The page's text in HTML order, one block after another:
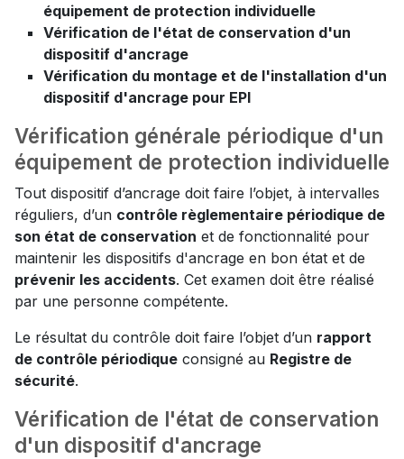
équipement de protection individuelle
Vérification de l'état de conservation d'un
dispositif d'ancrage
Vérification du montage et de l'installation d'un
dispositif d'ancrage pour EPI
Vérification générale périodique d'un
équipement de protection individuelle
Tout dispositif d’ancrage doit faire l’objet, à intervalles
réguliers, d’un contrôle règlementaire périodique de
son état de conservation et de fonctionnalité pour
maintenir les dispositifs d'ancrage en bon état et de
prévenir les accidents. Cet examen doit être réalisé
par une personne compétente.
Le résultat du contrôle doit faire l’objet d’un rapport
de contrôle périodique consigné au Registre de
sécurité.
Vérification de l'état de conservation
d'un dispositif d'ancrage